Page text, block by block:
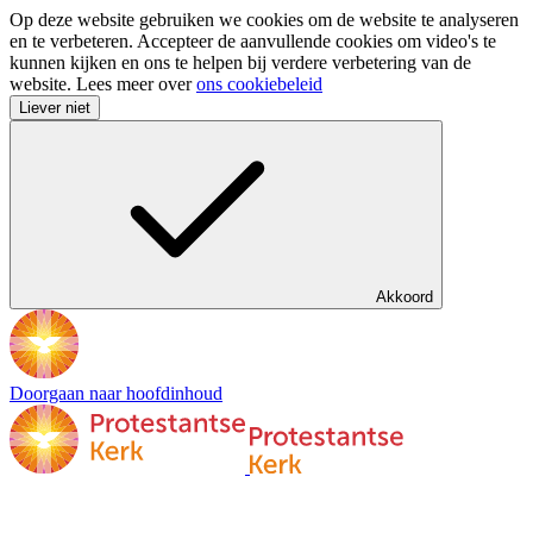
Op deze website gebruiken we cookies om de website te analyseren
en te verbeteren. Accepteer de aanvullende cookies om video's te
kunnen kijken en ons te helpen bij verdere verbetering van de
website. Lees meer overons cookiebeleid
Liever niet
Akkoord
Doorgaan naar hoofdinhoud